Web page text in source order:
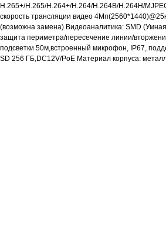
H.265+/H.265/H.264+/H.264/H.264B/H.264H/
скорость трансляции видео
(возможна замена) Видеоаналитика: SMD
защита периметра/пересечение линии/
подсветки 50м,встроенный микрофон, IP67,
SD 256 ГБ,DC12V/PoE Материал корпуса: